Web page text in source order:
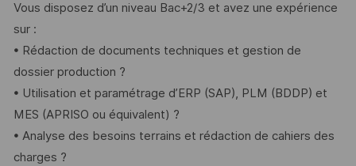
Vous disposez d’un niveau Bac+2/3 et avez une expérience
sur :
• Rédaction de documents techniques et gestion de
dossier production ?
• Utilisation et paramétrage d’ERP (SAP), PLM (BDDP) et
MES (APRISO ou équivalent) ?
• Analyse des besoins terrains et rédaction de cahiers des
charges ?